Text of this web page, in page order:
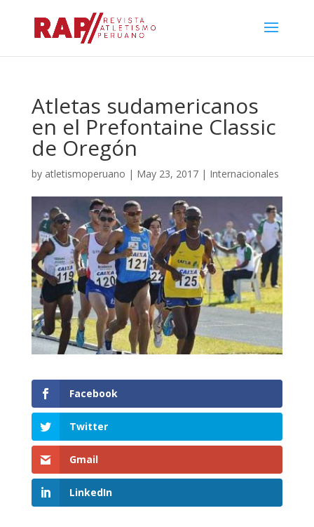
Atletas sudamericanos
en el Prefontaine Classic
de Oregón
by atletismoperuano | May 23, 2017| Internacionales
Facebook
Twitter
Gmail
LinkedIn